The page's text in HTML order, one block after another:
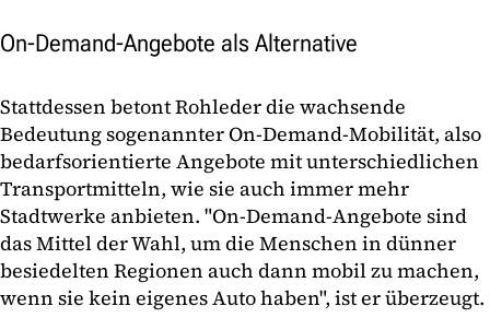
On-Demand-Angebote als Alternative
Stattdessen betont Rohleder die wachsende
Bedeutung sogenannter On-Demand-Mobilität, also
bedarfsorientierte Angebote mit unterschiedlichen
Transportmitteln, wie sie auch immer mehr
Stadtwerke anbieten. "On-Demand-Angebote sind
das Mittel der Wahl, um die Menschen in dünner
besiedelten Regionen auch dann mobil zu machen,
wenn sie kein eigenes Auto haben", ist er überzeugt.